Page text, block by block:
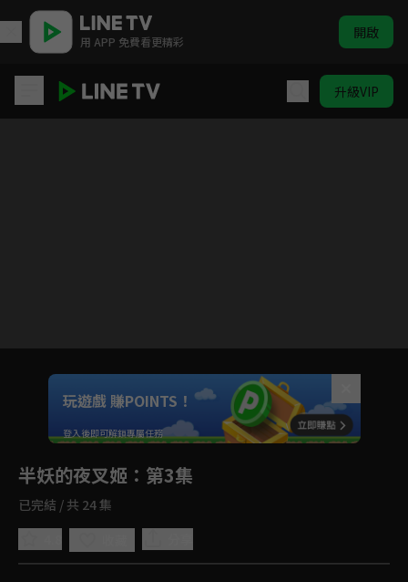
用 APP 免費看更精彩 開啟
升級VIP
Unmute
如有不便請見諒
玩遊戲 賺POINTS！
登入後即可解鎖專屬任務
半妖的夜叉姬 ：第3集
已完結 / 共 24 集